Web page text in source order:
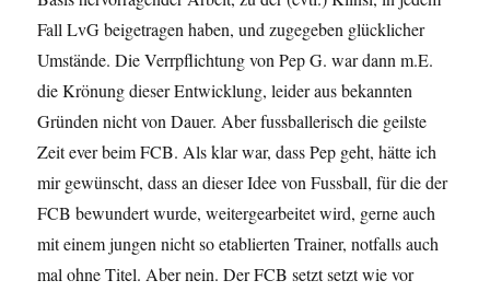
Fall LvG beigetragen haben, und zugegeben glücklicher
Umstände. Die Verrpflichtung von Pep G. war dann m.E.
die Krönung dieser Entwicklung, leider aus bekannten
Gründen nicht von Dauer. Aber fussballerisch die geilste
Zeit ever beim FCB. Als klar war, dass Pep geht, hätte ich
mir gewünscht, dass an dieser Idee von Fussball, für die der
FCB bewundert wurde, weitergearbeitet wird, gerne auch
mit einem jungen nicht so etablierten Trainer, notfalls auch
mal ohne Titel. Aber nein. Der FCB setzt setzt wie vor